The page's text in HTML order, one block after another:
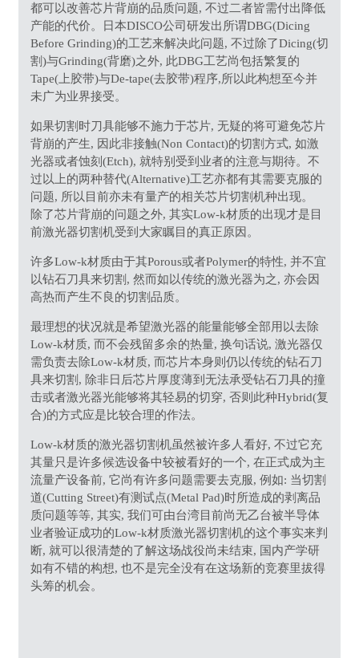
都可以改善芯片背崩的品质问题, 不过二者皆需付出降低
产能的代价。日本DISCO公司研发出所谓DBG(Dicing
Before Grinding)的工艺来解决此问题, 不过除了Dicing(切
割)与Grinding(背磨)之外, 此DBG工艺尚包括繁复的
Tape(上胶带)与De-tape(去胶带)程序,所以此构想至今并
未广为业界接受。
如果切割时刀具能够不施力于芯片, 无疑的将可避免芯片
背崩的产生, 因此非接触(Non Contact)的切割方式, 如激
光器或者蚀刻(Etch), 就特别受到业者的注意与期待。不
过以上的两种替代(Alternative)工艺亦都有其需要克服的
问题, 所以目前亦未有量产的相关芯片切割机种出现。
除了芯片背崩的问题之外, 其实Low-k材质的出现才是目
前激光器切割机受到大家瞩目的真正原因。
许多Low-k材质由于其Porous或者Polymer的特性, 并不宜
以钻石刀具来切割, 然而如以传统的激光器为之, 亦会因
高热而产生不良的切割品质。
最理想的状况就是希望激光器的能量能够全部用以去除
Low-k材质, 而不会残留多余的热量, 换句话说, 激光器仅
需负责去除Low-k材质, 而芯片本身则仍以传统的钻石刀
具来切割, 除非日后芯片厚度薄到无法承受钻石刀具的撞
击或者激光器光能够将其轻易的切穿, 否则此种Hybrid(复
合)的方式应是比较合理的作法。
Low-k材质的激光器切割机虽然被许多人看好, 不过它充
其量只是许多候选设备中较被看好的一个, 在正式成为主
流量产设备前, 它尚有许多问题需要去克服, 例如: 当切割
道(Cutting Street)有测试点(Metal Pad)时所造成的剥离品
质问题等等, 其实, 我们可由台湾目前尚无乙台被半导体
业者验证成功的Low-k材质激光器切割机的这个事实来判
断, 就可以很清楚的了解这场战役尚未结束, 国内产学研
如有不错的构想, 也不是完全没有在这场新的竞赛里拔得
头筹的机会。